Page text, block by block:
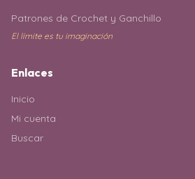
Patrones de Crochet y Ganchillo
El límite es tu imaginación
Enlaces
Inicio
Mi cuenta
Buscar